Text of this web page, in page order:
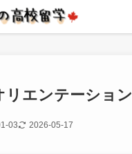
リエンテーション
03 2026-05-17